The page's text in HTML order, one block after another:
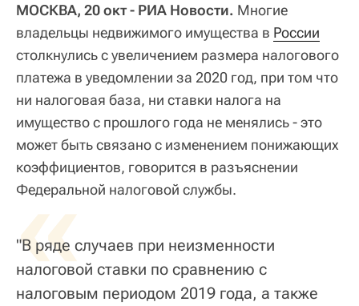
МОСКВА, 20 окт - РИА Новости. Многие
владельцы недвижимого имущества в России
столкнулись с увеличением размера налогового
платежа в уведомлении за 2020 год, при том что
ни налоговая база, ни ставки налога на
имущество с прошлого года не менялись - это
может быть связано с изменением понижающих
коэффициентов, говорится в разъяснении
Федеральной налоговой службы.
«
"В ряде случаев при неизменности
налоговой ставки по сравнению с
налоговым периодом 2019 года, а также